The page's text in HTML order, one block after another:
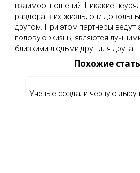
взаимоотношений. Никакие
раздора в их жизнь, они
другом. При этом партнеры ведут
половую жизнь, являются
близкими людьми друг для друга.
Похожие
Ученые создали черную дыру